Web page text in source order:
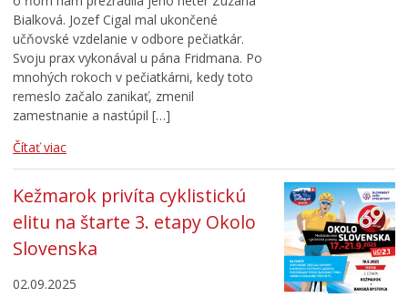
Bialková. Jozef Cigal mal ukončené
učňovské vzdelanie v odbore pečiatkár.
Svoju prax vykonával u pána Fridmana. Po
mnohých rokoch v pečiatkárni, kedy toto
remeslo začalo zanikať, zmenil
zamestnanie a nastúpil […]
Čítať viac
Kežmarok privíta cyklistickú
elitu na štarte 3. etapy Okolo
Slovenska
02.09.2025